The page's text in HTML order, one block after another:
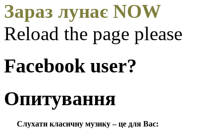
Зараз лунає NOW
Reload the page please
Facebook user?
Опитування
Слухати класичну музику – це для Вас: